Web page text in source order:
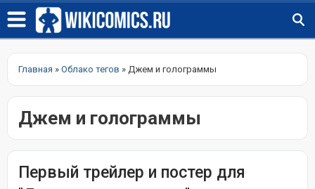
Главная » Облако тегов » Джем и голограммы
Джем и голограммы
Первый трейлер и постер для